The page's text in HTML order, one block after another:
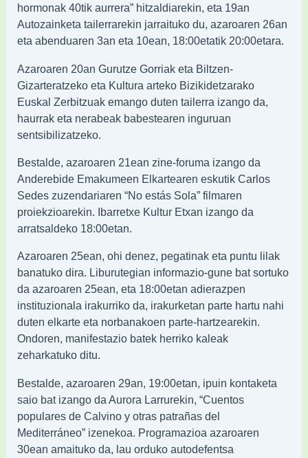
hormonak 40tik aurrera” hitzaldiarekin, eta 19an
Autozainketa tailerrarekin jarraituko du, azaroaren 26an
eta abenduaren 3an eta 10ean, 18:00etatik 20:00etara.
Azaroaren 20an Gurutze Gorriak eta Biltzen-
Gizarteratzeko eta Kultura arteko Bizikidetzarako
Euskal Zerbitzuak emango duten tailerra izango da,
haurrak eta nerabeak babestearen inguruan
sentsibilizatzeko.
Bestalde, azaroaren 21ean zine-foruma izango da
Anderebide Emakumeen Elkartearen eskutik Carlos
Sedes zuzendariaren “No estás Sola” filmaren
proiekzioarekin. Ibarretxe Kultur Etxan izango da
arratsaldeko 18:00etan.
Azaroaren 25ean, ohi denez, pegatinak eta puntu lilak
banatuko dira. Liburutegian informazio-gune bat sortuko
da azaroaren 25ean, eta 18:00etan adierazpen
instituzionala irakurriko da, irakurketan parte hartu nahi
duten elkarte eta norbanakoen parte-hartzearekin.
Ondoren, manifestazio batek herriko kaleak
zeharkatuko ditu.
Bestalde, azaroaren 29an, 19:00etan, ipuin kontaketa
saio bat izango da Aurora Larrurekin, “Cuentos
populares de Calvino y otras patrañas del
Mediterráneo” izenekoa. Programazioa azaroaren
30ean amaituko da, lau orduko autodefentsa